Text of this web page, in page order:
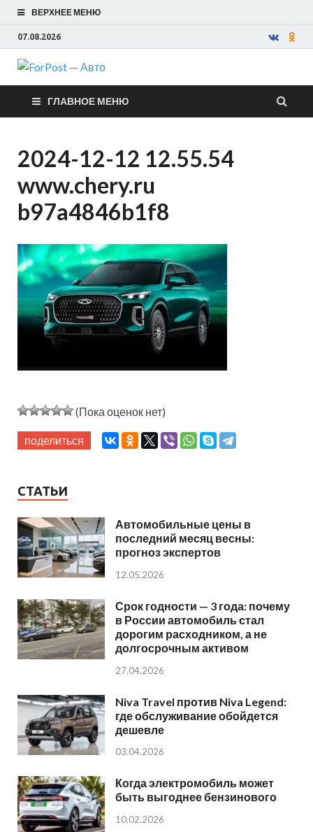
ВЕРХНЕЕ МЕНЮ
07.08.2026
ForPost —
Авто
ГЛАВНОЕ МЕНЮ
2024-12-12 12.55.54
www.chery.ru
b97a4846b1f8
(Пока оценок нет)
поделиться
СТАТЬИ
Автомобильные цены в
последний месяц весны:
прогноз экспертов
12.05.2026
Срок годности — 3 года: почему
в России автомобиль стал
дорогим расходником, а не
долгосрочным активом
27.04.2026
Niva Travel против Niva Legend:
где обслуживание обойдется
дешевле
03.04.2026
Когда электромобиль может
быть выгоднее бензинового
10.02.2026